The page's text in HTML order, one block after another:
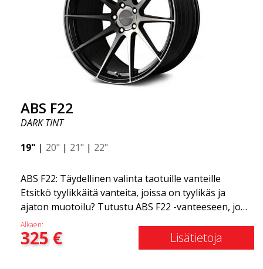
ABS F22
DARK TINT
19" | 20" | 21" | 22"
ABS F22: Täydellinen valinta taotuille vanteille
Etsitkö tyylikkäitä vanteita, joissa on tyylikäs ja
ajaton muotoilu? Tutustu ABS F22 -vanteeseen, joka
on uusi lisäys ABS Luxury Wheels -perheeseen.
Tämän vanteen suuri etu on jopa 50 %:n
painonvähennys. Kaikkien maailman johtavien kilpa-
Alkaen:
325€ Lisätietoja